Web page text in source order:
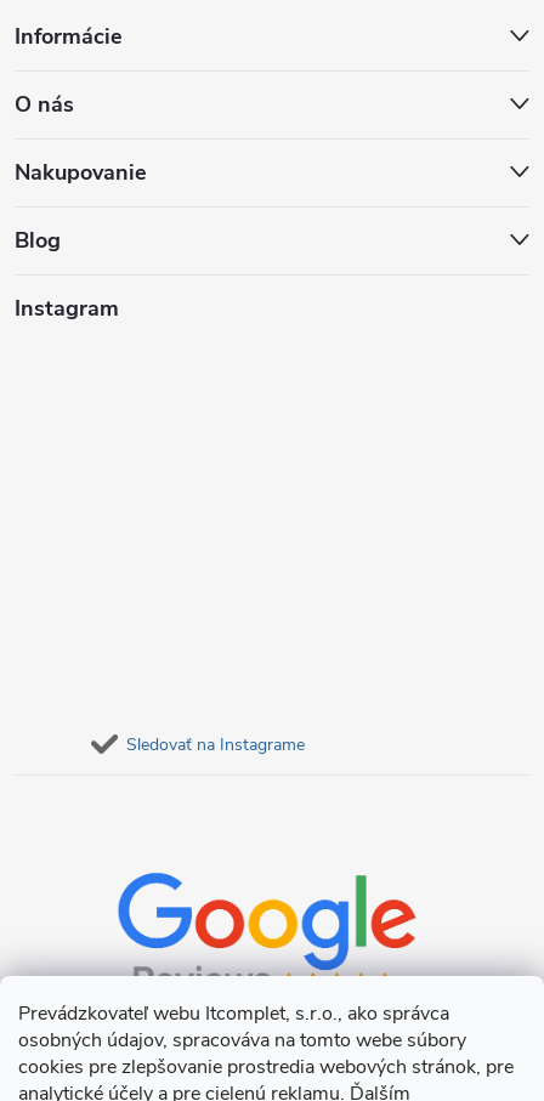
Prevádzkovateľ webu Itcomplet, s.r.o., ako správca
osobných údajov, spracováva na tomto webe súbory
cookies pre zlepšovanie prostredia webových stránok, pre
analytické účely a pre cielenú reklamu. Ďalším
p
ä
Informácie
O nás
Nakupovanie
Blog
Instagram
Sledovať na Instagrame